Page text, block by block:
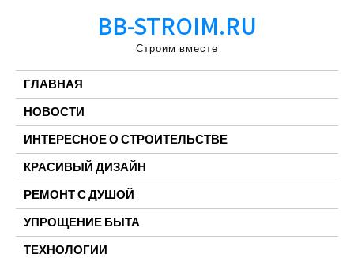
BB-STROIM.RU
Строим вместе
ГЛАВНАЯ
НОВОСТИ
ИНТЕРЕСНОЕ О СТРОИТЕЛЬСТВЕ
КРАСИВЫЙ ДИЗАЙН
РЕМОНТ С ДУШОЙ
УПРОЩЕНИЕ БЫТА
ТЕХНОЛОГИИ